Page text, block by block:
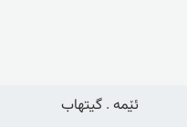
ئێمە . گیتهاب